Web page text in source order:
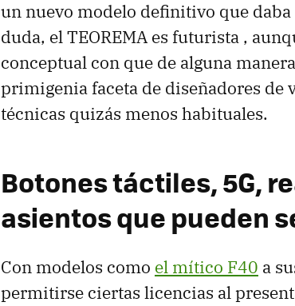
un nuevo modelo definitivo que
duda, el TEOREMA es futurista ,
conceptual con que de alguna
primigenia faceta de diseñadores
técnicas quizás menos habituales.
Botones táctiles, 5G,
asientos que pueden
Con modelos como el mítico F40 a
permitirse ciertas licencias al